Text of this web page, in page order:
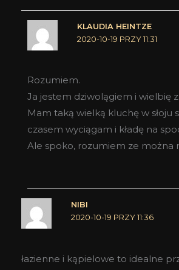
KLAUDIA HEINTZE
2020-10-19 PRZY 11:31
Rozumiem.
Ja jestem dziwolągiem i wielbię
Mam taką wielką kluchę w słoju
czasem wyciągam i kładę na
Ale spoko, rozumiem ze można
NIBI
2020-10-19 PRZY 11:36
łazienne i kąpielowe to idealne